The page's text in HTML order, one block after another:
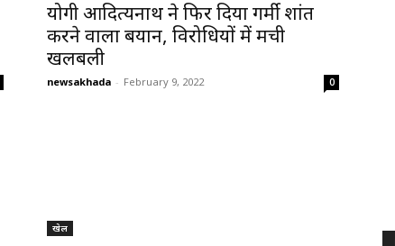
योगी आदित्यनाथ ने फिर दिया गर्मी शांत
करने वाला बयान, विरोधियों में मची
खलबली
newsakhada - February 9, 2022 0
खेल